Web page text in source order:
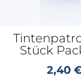
Stück
2,40